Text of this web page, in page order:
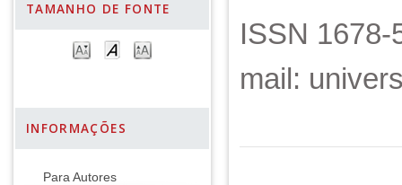
TAMANHO DE FONTE
INFORMAÇÕES
Para Autores
ISSN
mail: